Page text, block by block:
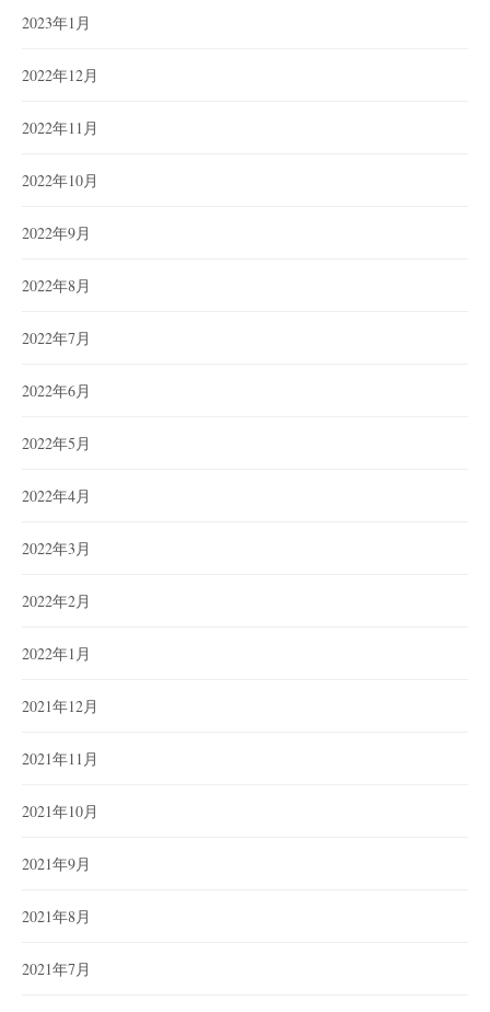
2023年1月
2022年12月
2022年11月
2022年10月
2022年9月
2022年8月
2022年7月
2022年6月
2022年5月
2022年4月
2022年3月
2022年2月
2022年1月
2021年12月
2021年11月
2021年10月
2021年9月
2021年8月
2021年7月